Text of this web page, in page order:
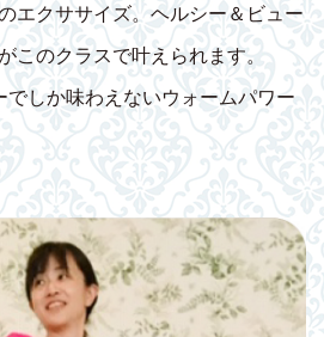
エクササイズ。ヘルシー＆ビュー
このクラスで叶えられます。
でしか味わえないウォームパワー